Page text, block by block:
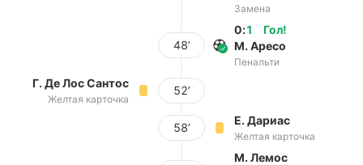
Замена
48’
Гол!
0:1
М. Аресо
Пенальти
Г. Де Лос Сантос
Желтая карточка
52’
58’
Е. Дариас
Желтая карточка
М. Лемос